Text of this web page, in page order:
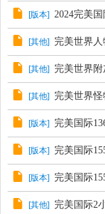
[版本] 2024完美
[其他] 完美世界
[其他] 完美世界
[其他] 完美世界
[版本] 完美国际
[版本] 完美国际
[版本] 完美国际
[其他] 完美国际2